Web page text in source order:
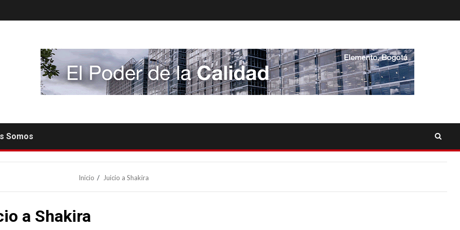
Somos
Inicio Juicio a Shakira
a Shakira